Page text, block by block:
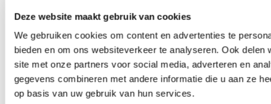
Deze website maakt gebruik van cookies
We gebruiken cookies om content en advertenties te
bieden en om ons websiteverkeer te analyseren. Ook
site met onze partners voor social media, adverteren en
gegevens combineren met andere informatie die u aan ze
op basis van uw gebruik van hun services.
0producten beschikbaar
Spoorverbreders
0producten beschikbaar
Wielmoeren
0producten beschikbaar
Draadeinden
0 producten beschikbaar